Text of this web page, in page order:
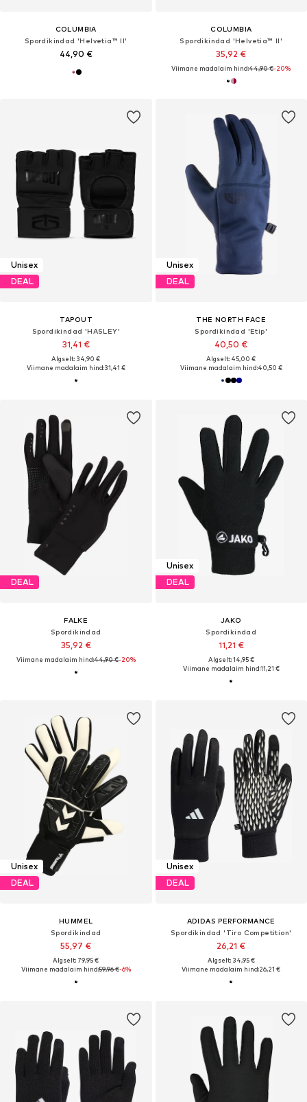
COLUMBIA
Spordikindad 'Helvetia™ II'
44,90 €
COLUMBIA
Spordikindad 'Helvetia™ II'
35,92 €
Viimane madalaim hind:44,90 €-20%
Unisex
DEAL
TAPOUT
Spordikindad 'HASLEY'
31,41 €
Algselt: 34,90 €
Viimane madalaim hind:31,41 €
Unisex
DEAL
THE NORTH FACE
Spordikindad 'Etip'
40,50 €
Algselt: 45,00 €
Viimane madalaim hind:40,50 €
DEAL
FALKE
Spordikindad
35,92 €
Viimane madalaim hind:44,90 €-20%
Unisex
DEAL
JAKO
Spordikindad
11,21 €
Algselt: 14,95 €
Viimane madalaim hind:11,21 €
Unisex
DEAL
HUMMEL
Spordikindad
55,97 €
Algselt: 79,95 €
Viimane madalaim hind:59,96 €-6%
Unisex
DEAL
ADIDAS PERFORMANCE
Spordikindad 'Tiro Competition'
26,21 €
Algselt: 34,95 €
Viimane madalaim hind:26,21 €